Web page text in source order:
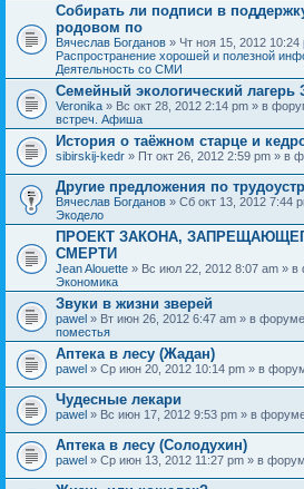
Собирать ли подписи в
родовом по
Вячеслав Богданов » Чт ноя 15, 2012
Распространение хорошей и полезной
Деятельность со СМИ
Семейный экологический лагерь
Veronika » Вс окт 28, 2012 2:14 pm » в
встреч. Афиша
История о таёжном старце и
sibirskij-kedr » Пт окт 26, 2012 2:59 pm » в
Другие предложения по
Вячеслав Богданов » Сб окт 13, 2012 7:44
Экодело
ПРОЕКТ ЗАКОНА,
СМЕРТИ
Jean Alouette » Вс июл 22, 2012 8:07 am »
Экономика
Звуки в жизни зверей
pawel » Вт июн 26, 2012 6:47 am » в форуме
поместья
Аптека в лесу (Жадан)
pawel » Ср июн 20, 2012 10:14 pm » в
Чудесные лекари
pawel » Вс июн 17, 2012 9:53 pm » в
Аптека в лесу (Солодухин)
pawel » Ср июн 13, 2012 11:27 pm » в